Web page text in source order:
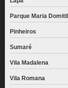
Parque Maria
Pinheiros
Sumaré
Vila Madalena
Vila Romana